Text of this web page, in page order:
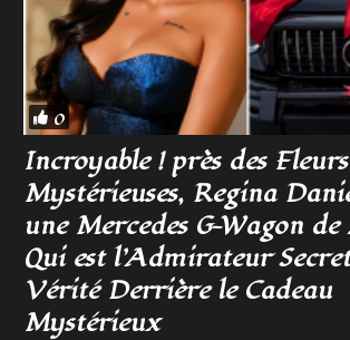
0
Incroyable ! près des Fleurs
Mystérieuses, Regina
une Mercedes G-Wagon de
Qui est l’Admirateur
Vérité Derrière le Cadeau
Mystérieux